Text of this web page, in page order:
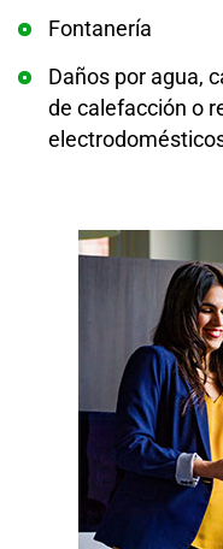
Fontanería
Daños por agua,
de calefacción o